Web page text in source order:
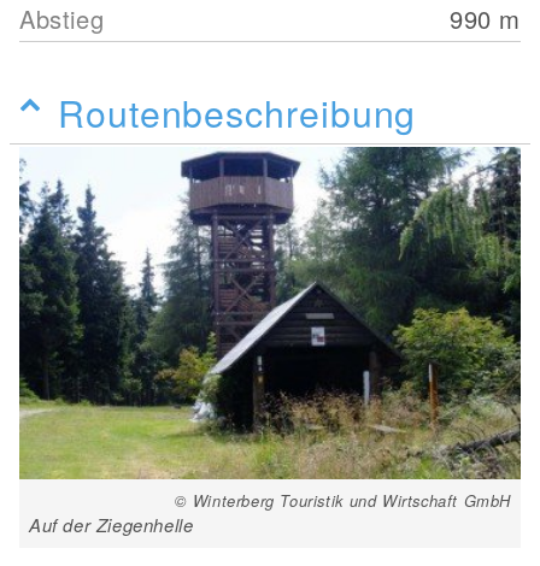
Abstieg
990 m
Routenbeschreibung
© Winterberg Touristik und Wirtschaft GmbH
Auf der Ziegenhelle